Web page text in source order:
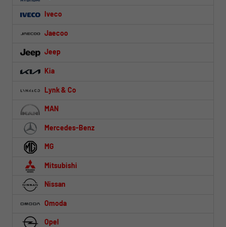
Iveco
Jaecoo
Jeep
Kia
Lynk & Co
MAN
Mercedes-Benz
MG
Mitsubishi
Nissan
Omoda
Opel